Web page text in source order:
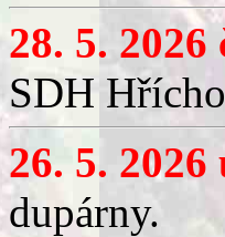
28. 5.
SDH
26. 5.
dupárny.